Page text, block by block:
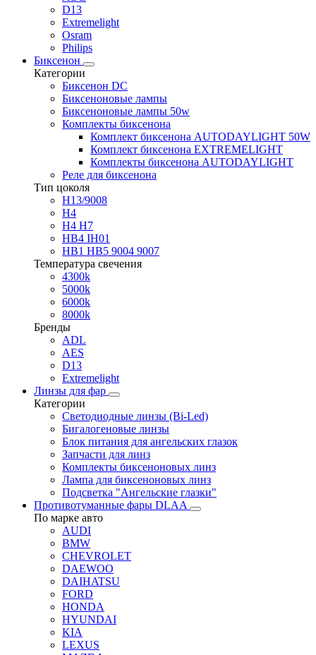
D13
Extremelight
Osram
Philips
Биксенон
Категории
Биксенон DC
Биксеноновые лампы
Биксеноновые лампы 50w
Комплекты биксенона
Комплект биксенона AUTODAYLIGHT 50W
Комплект биксенона EXTREMELIGHT
Комплекты биксенона AUTODAYLIGHT
Реле для биксенона
Тип цоколя
H13/9008
H4
H4 H7
HB4 IH01
HB1 HB5 9004 9007
Температура свечения
4300k
5000k
6000k
8000k
Бренды
ADL
AES
D13
Extremelight
Линзы для фар
Категории
Светодиодные линзы (Bi-Led)
Бигалогеновые линзы
Блок питания для ангельских глазок
Запчасти для линз
Комплекты биксеноновых линз
Лампа для биксеноновых линз
Подсветка "Ангельские глазки"
Противотуманные фары DLAA
По марке авто
AUDI
BMW
CHEVROLET
DAEWOO
DAIHATSU
FORD
HONDA
HYUNDAI
KIA
LEXUS